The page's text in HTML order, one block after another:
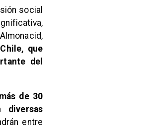
social
que
del
más de 30
diversas
entre